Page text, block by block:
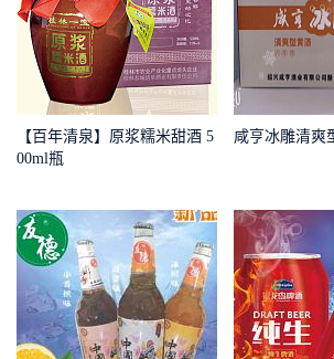
【百年清泉】原浆糯米甜酒 5
00ml瓶
咸亨冰雕清爽